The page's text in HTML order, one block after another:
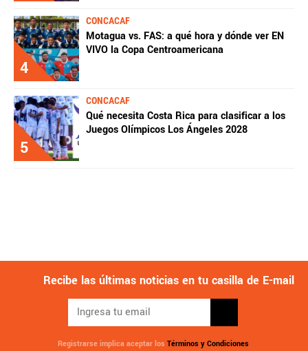
4
CONCACAF
Motagua vs. FAS: a qué hora y dónde ver EN
VIVO la Copa Centroamericana
5
CONCACAF
Qué necesita Costa Rica para clasificar a los
Juegos Olímpicos Los Ángeles 2028
Recibe las últimas noticias en tu casilla de E-mail
Registrarse implica aceptar los Términos y Condiciones